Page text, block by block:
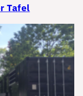
Tafel